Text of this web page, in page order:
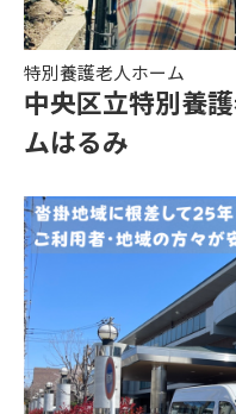
特別養護老人ホーム
中央区立特別養
ムはるみ